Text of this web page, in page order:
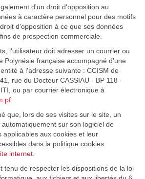
d'un droit d'opposition au
à caractère personnel pour des motifs
d'opposition à ce que ses données
de prospection commerciale.
l'utilisateur doit adresser un courrier ou
Polynésie française accompagné d'une
à l'adresse suivante : CCISM de
rue du Docteur CASSIAU - BP 118 -
ou par courrier électronique à
que, lors de ses visites sur le site, un
sur son logiciel de
applicables aux cookies et leur
dans la politique cookies
internet
tenu de respecter les dispositions de la loi